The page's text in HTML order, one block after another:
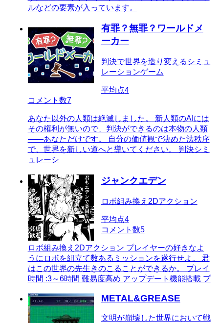
ルなどの要素が入っています。
有罪？無罪？ワールドメ
ーカー
判決で世界を造り変えるシミュ
レーションゲーム
平均点4
コメント数7
あなた以外の人類は絶滅しました。 新人類のAIには
その権利が無いので、判決ができるのは本物の人類
――あなただけです。 自分の価値観で決めた法秩序
で、世界を新しい道へと導いてください。 判決シミ
ュレーシ
ジャンクエデン
ロボ組み換え2Dアクション
平均点4
コメント数5
ロボ組み換え2Dアクション プレイヤーの好きなよ
うにロボを組立て数あるミッションを遂行せよ。 君
はこの世界の先生きのこることができるか。 プレイ
時間 :3～6時間 難易度高め アップデート機能搭載 プ
METAL&GREASE
文明が崩壊した世界において戦